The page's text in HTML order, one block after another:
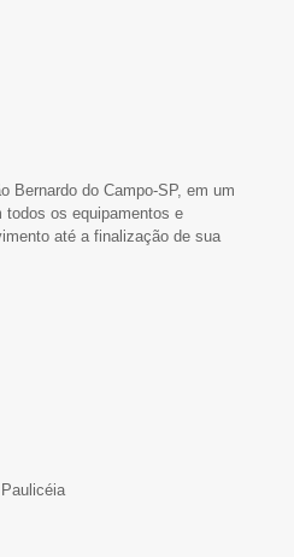
Bernardo do Campo-SP, em um
todos os equipamentos e
até a finalização de sua